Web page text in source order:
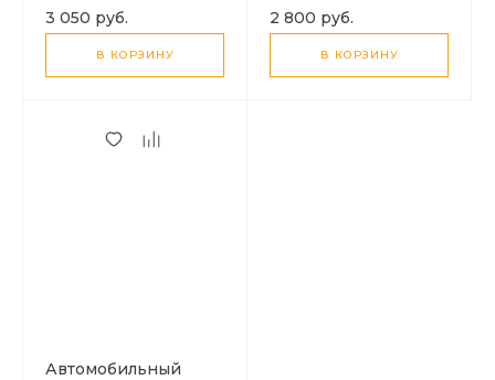
емкость батареи:
3600mAh, белый
3 050 руб.
В КОРЗИНУ
мощность: 55W,
белый
2 800 руб.
В КОРЗИНУ
Автомобильный